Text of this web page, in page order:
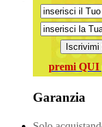
premi QUI
Garanzia